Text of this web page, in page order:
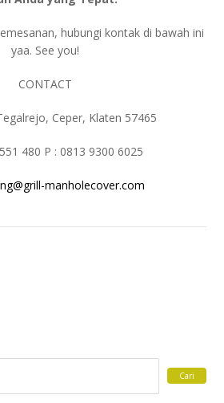
hubungi kontak di bawah ini
yaa. See you!
CONTACT
Ceper, Klaten 57465
480 P : 0813 9300 6025
manholecover.com